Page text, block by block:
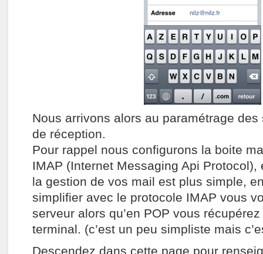
Nous arrivons alors au paramétrage des
de réception.
Pour rappel nous configurons la boite
IMAP (Internet Messaging Api Protocol),
la gestion de vos mail est plus simple,
simplifier avec le protocole IMAP vous
serveur alors qu’en POP vous
terminal. (c’est un peu simpliste mais
Descendez dans cette page pour